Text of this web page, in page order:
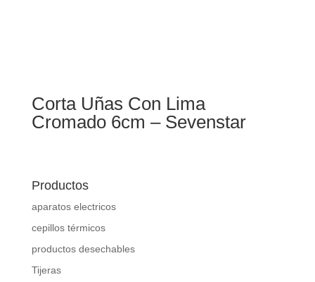
Corta Uñas Con Lima
Cromado 6cm – Sevenstar
Productos
aparatos electricos
cepillos térmicos
productos desechables
Tijeras